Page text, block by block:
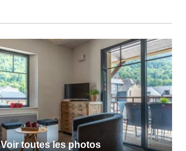
Voir toutes les photos